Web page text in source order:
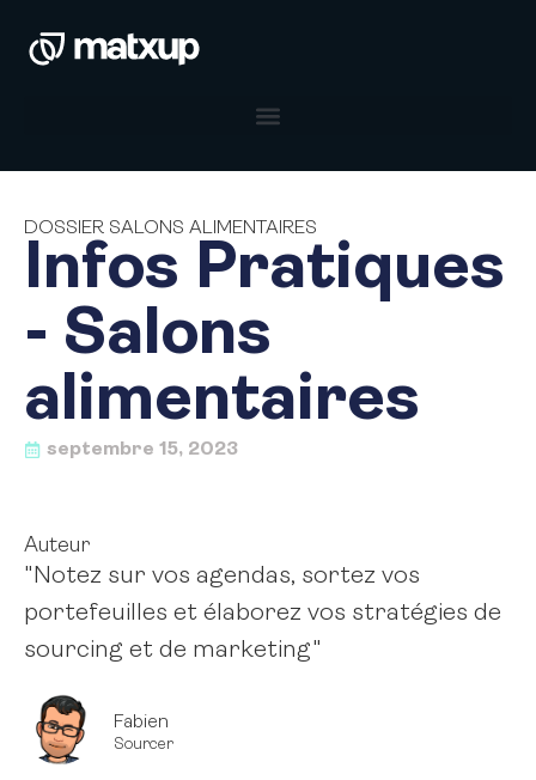
DOSSIER SALONS ALIMENTAIRES
Infos Pratiques
- Salons
alimentaires
septembre 15, 2023
Auteur
"Notez sur vos agendas, sortez vos
portefeuilles et élaborez vos stratégies de
sourcing et de marketing"
Fabien
Sourcer